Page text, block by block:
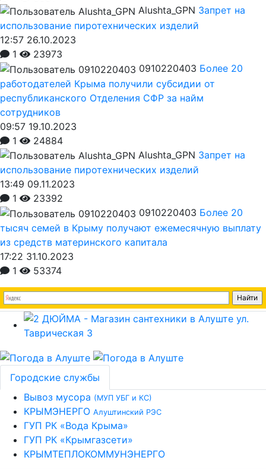
Alushta_GPN Запрет на
использование пиротехнических изделий
12:57 26.10.2023
1
23973
0910220403 Более 20
работодателей Крыма получили субсидии от
республиканского Отделения СФР за найм
сотрудников
09:57 19.10.2023
1
24884
Alushta_GPN Запрет на
использование пиротехнических изделий
13:49 09.11.2023
1
23392
0910220403 Более 20
тысяч семей в Крыму получают ежемесячную выплату
из средств материнского капитала
17:22 31.10.2023
1
53374
Городские службы
Вывоз мусора (МУП УБГ и КС)
КРЫМЭНЕРГО Алуштинский РЭС
ГУП РК «Вода Крыма»
ГУП РК «Крымгазсети»
КРЫМТЕПЛОКОММУНЭНЕРГО